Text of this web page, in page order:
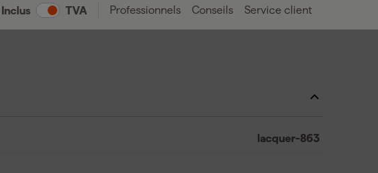
Inclus TVA Professionnels Conseils Service client
lacquer-863